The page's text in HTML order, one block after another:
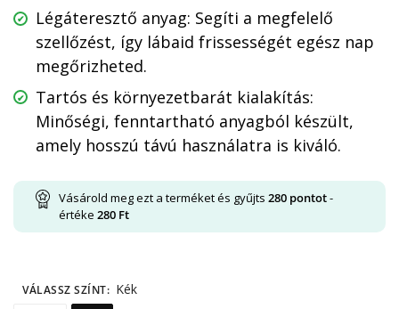
Légáteresztő anyag: Segíti a megfelelő
szellőzést, így lábaid frissességét egész nap
megőrizheted.
Tartós és környezetbarát kialakítás:
Minőségi, fenntartható anyagból készült,
amely hosszú távú használatra is kiváló.
Vásárold meg ezt a terméket és gyűjts 280 pontot-
értéke 280 Ft
VÁLASSZ SZÍNT: Kék